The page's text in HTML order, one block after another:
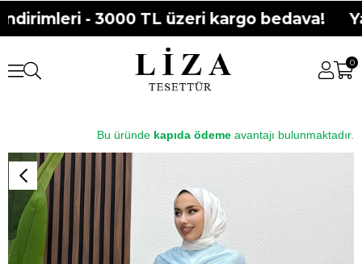
- 3000 TL üzeri kargo bedava!
0
Bu üründe kapıda ödeme avantajı bulunmaktadır.